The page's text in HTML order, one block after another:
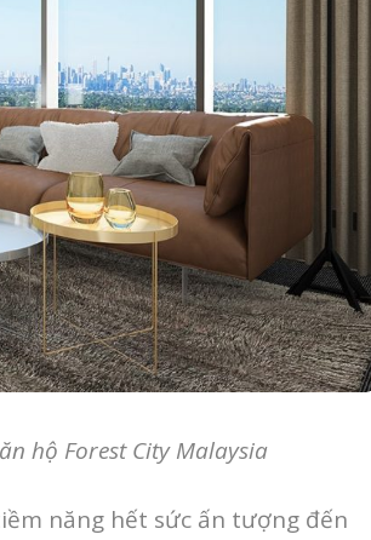
hộ Forest City Malaysia
năng hết sức ấn tượng đến